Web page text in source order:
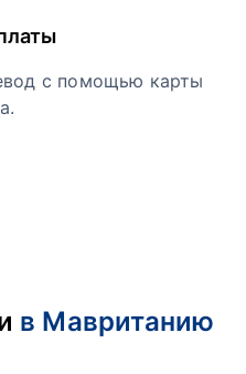
с помощью карты
в Мавританию